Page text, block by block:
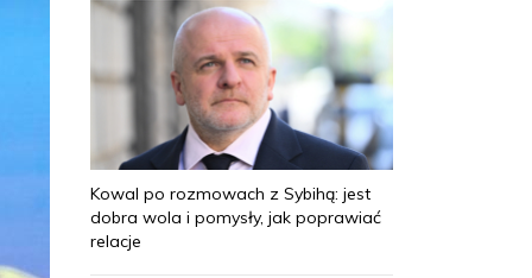
Kowal po rozmowach z Sybihą: jest
dobra wola i pomysły, jak poprawiać
relacje